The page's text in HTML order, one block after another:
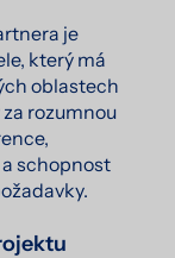
je
který má
oblastech
rozumnou
schopnost